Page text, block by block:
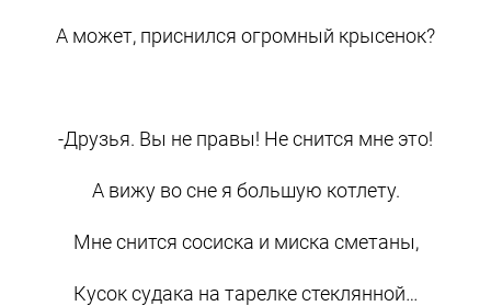
А может, приснился огромный крысенок?
-Друзья. Вы не правы! Не снится мне это!
А вижу во сне я большую котлету.
Мне снится сосиска и миска сметаны,
Кусок судака на тарелке стеклянной…